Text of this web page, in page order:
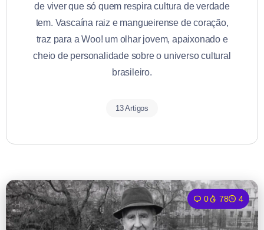
de viver que só quem respira cultura de verdade
tem. Vascaína raiz e mangueirense de coração,
traz para a Woo! um olhar jovem, apaixonado e
cheio de personalidade sobre o universo cultural
brasileiro.
13 Artigos
0 78 4